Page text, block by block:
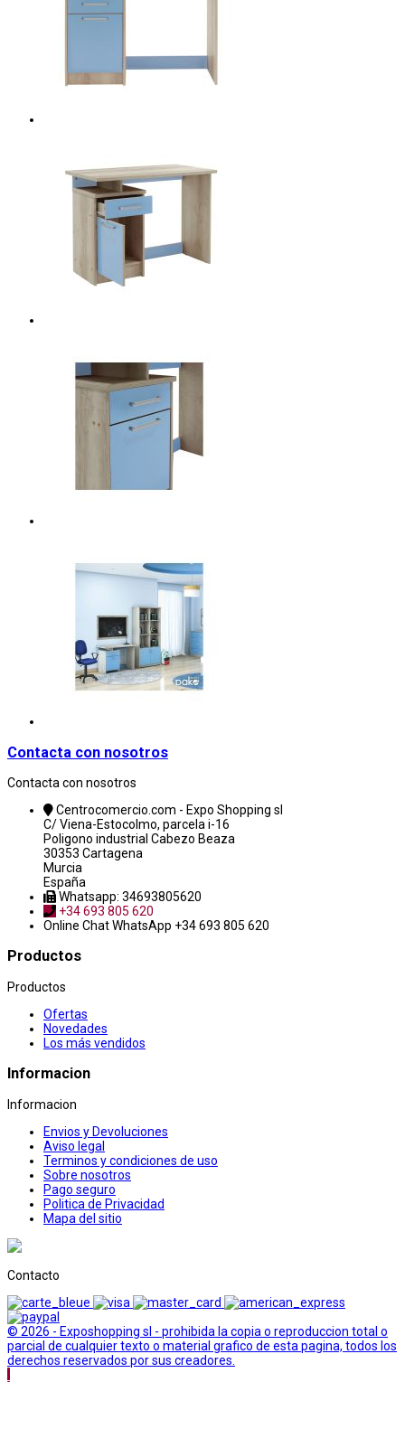
Contacta con nosotros
Contacta con nosotros
Centrocomercio.com - Expo Shopping sl
C/ Viena-Estocolmo, parcela i-16
Poligono industrial Cabezo Beaza
30353 Cartagena
Murcia
España
Whatsapp: 34693805620
+34 693 805 620
Online ChatWhatsApp +34 693 805 620
Productos
Productos
Ofertas
Novedades
Los más vendidos
Informacion
Informacion
Envios y Devoluciones
Aviso legal
Terminos y condiciones de uso
Sobre nosotros
Pago seguro
Politica de Privacidad
Mapa del sitio
Contacto
© 2026 - Exposhopping sl - prohibida la copia o reproduccion total o
parcial de cualquier texto o material grafico de esta pagina, todos los
derechos reservados por sus creadores.